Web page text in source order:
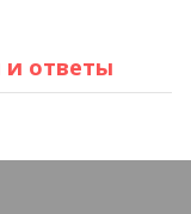
и ответы